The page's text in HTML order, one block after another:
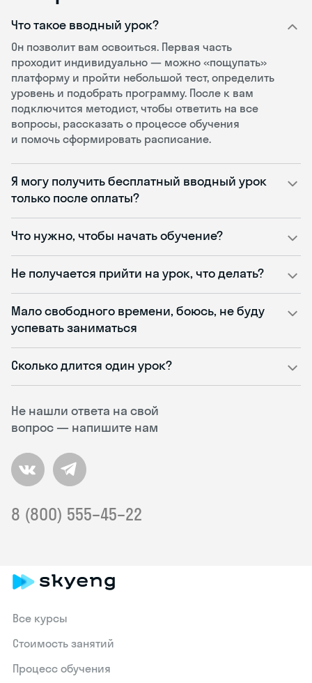
Не нашли ответа на свой
вопрос — напишите нам
8 (800) 555–45–22
Что такое вводный урок?
Он позволит вам освоиться. Первая часть
проходит индивидуально — можно «пощупать»
платформу и пройти небольшой тест, определить
уровень и подобрать программу. После к вам
подключится методист, чтобы ответить на все
вопросы, рассказать о процессе обучения
и помочь сформировать расписание.
Я могу получить бесплатный вводный урок
только после оплаты?
Что нужно, чтобы начать обучение?
Не получается прийти на урок, что делать?
Мало свободного времени, боюсь, не буду
успевать заниматься
Сколько длится один урок?
Все курсы
Стоимость занятий
Процесс обучения